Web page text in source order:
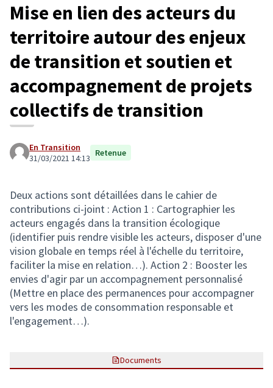
Mise en lien des acteurs du
territoire autour des enjeux
de transition et soutien et
accompagnement de projets
collectifs de transition
En Transition
31/03/2021 14:13 Retenue
Deux actions sont détaillées dans le cahier de
contributions ci-joint : Action 1 : Cartographier les
acteurs engagés dans la transition écologique
(identifier puis rendre visible les acteurs, disposer d'une
vision globale en temps réel à l'échelle du territoire,
faciliter la mise en relation…). Action 2 : Booster les
envies d'agir par un accompagnement personnalisé
(Mettre en place des permanences pour accompagner
vers les modes de consommation responsable et
l'engagement…).
Documents